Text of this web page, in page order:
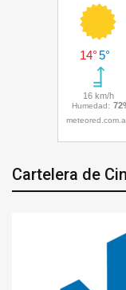
Cartelera de